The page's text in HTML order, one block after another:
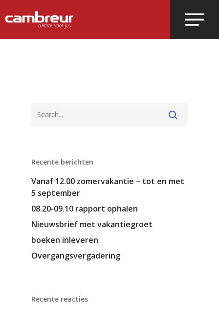
Recente berichten
Vanaf 12.00 zomervakantie – tot en met
5 september
08.20-09.10 rapport ophalen
Nieuwsbrief met vakantiegroet
boeken inleveren
Overgangsvergadering
Recente reacties